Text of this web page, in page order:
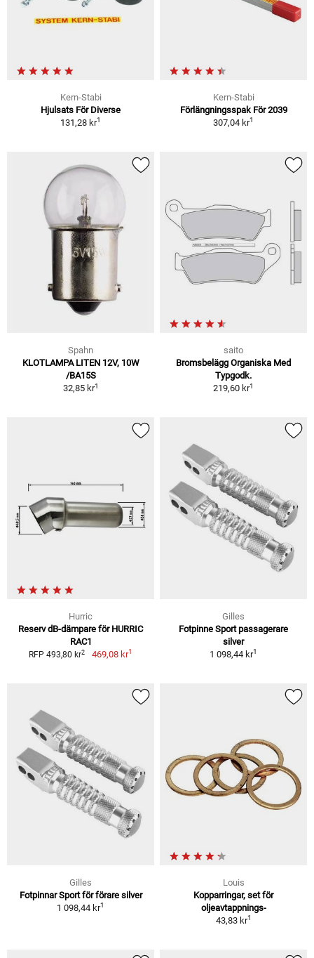
Kern-Stabi
Hjulsats För Diverse
131,28 kr1
Kern-Stabi
Förlängningsspak För 2039
307,04 kr1
Spahn
KLOTLAMPA LITEN 12V, 10W
/BA15S
32,85 kr1
saito
Bromsbelägg Organiska Med
Typgodk.
219,60 kr1
Hurric
Reserv dB-dämpare för HURRIC
RAC1
RFP 493,80 kr2 469,08 kr1
Gilles
Fotpinne Sport passagerare
silver
1 098,44 kr1
Gilles
Fotpinnar Sport för förare silver
1 098,44 kr1
Louis
Kopparringar, set för
oljeavtappnings-
43,83 kr1